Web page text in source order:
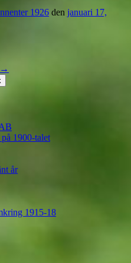
1926 den januari 17,
→
1900-talet
år
1915-18